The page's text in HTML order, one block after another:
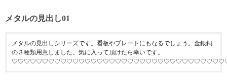
メタルの見出し01
メタルの見出しシリーズです。看板やプレートにもなるでしょう。金銀銅
の３種類用意しました。気に入って頂けたら幸いです。